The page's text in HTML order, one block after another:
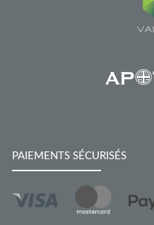
PAIEMENTS SÉCURISÉS